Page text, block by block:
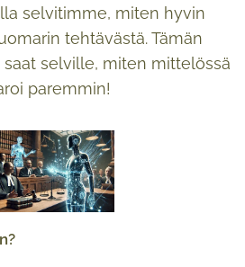
selvitimme, miten hyvin
tehtävästä. Tämän
selville, miten mittelössä
paremmin!